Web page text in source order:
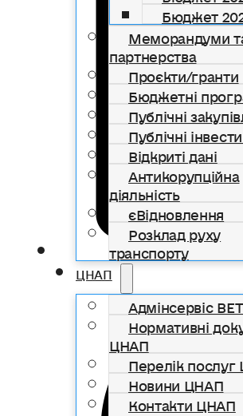
Бюджет
Меморандуми
партнерства
Проєкти/гранти
Бюджетні
Публічні
Публічні
Відкриті дані
Антикорупційна
діяльність
єВідновлення
Розклад руху
транспорту
ЦНАП
Адмінсервіс
Нормативні
ЦНАП
Перелік
Новини ЦНАП
Контакти ЦНАП